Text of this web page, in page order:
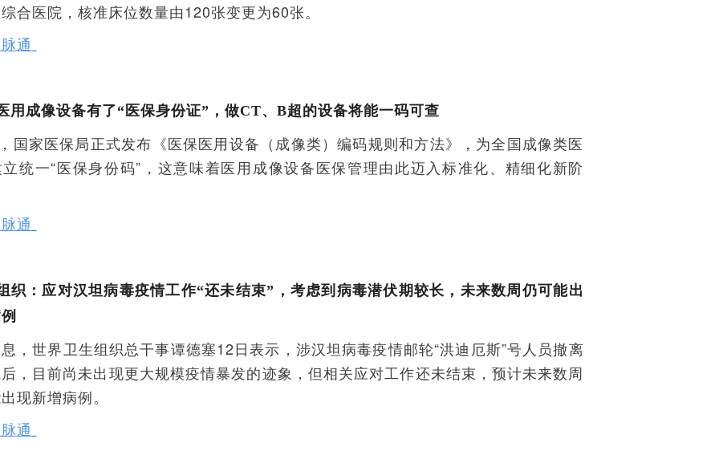
合医院，核准床位数量由120张变更为60张。
通
用成像设备有了“医保身份证”，做CT、B超的设备将能一码可查
国家医保局正式发布《医保医用设备（成像类）编码规则和方法》，为全国成像类医
统一“医保身份码”，这意味着医用成像设备医保管理由此迈入标准化、精细化新阶
通
织：应对汉坦病毒疫情工作“还未结束”，考虑到病毒潜伏期较长，未来数周仍可能出
，世界卫生组织总干事谭德塞12日表示，涉汉坦病毒疫情邮轮“洪迪厄斯”号人员撤离
，目前尚未出现更大规模疫情暴发的迹象，但相关应对工作还未结束，预计未来数周
现新增病例。
通